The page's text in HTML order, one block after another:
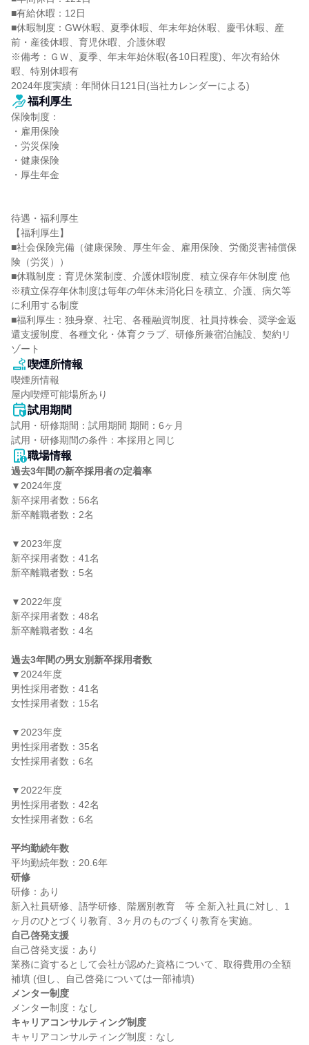
■有給休暇：12日
■休暇制度：GW休暇、夏季休暇、年末年始休暇、慶弔休暇、産
前・産後休暇、育児休暇、介護休暇
※備考：ＧＷ、夏季、年末年始休暇(各10日程度)、年次有給休
暇、特別休暇有
2024年度実績：年間休日121日(当社カレンダーによる)
福利厚生
保険制度：
・雇用保険
・労災保険
・健康保険
・厚生年金
待遇・福利厚生
【福利厚生】
■社会保険完備（健康保険、厚生年金、雇用保険、労働災害補償保
険（労災））
■休職制度：育児休業制度、介護休暇制度、積立保存年休制度 他
※積立保存年休制度は毎年の年休未消化日を積立、介護、病欠等
に利用する制度
■福利厚生：独身寮、社宅、各種融資制度、社員持株会、奨学金返
還支援制度、各種文化・体育クラブ、研修所兼宿泊施設、契約リ
ゾート
喫煙所情報
喫煙所情報
屋内喫煙可能場所あり
試用期間
試用・研修期間：試用期間 期間：6ヶ月
職場情報
過去3年間の新卒採用者の定着率
▼2024年度
新卒採用者数：56名
新卒離職者数：2名
▼2023年度
新卒採用者数：41名
新卒離職者数：5名
▼2022年度
新卒採用者数：48名
新卒離職者数：4名
過去3年間の男女別新卒採用者数
▼2024年度
男性採用者数：41名
女性採用者数：15名
▼2023年度
男性採用者数：35名
女性採用者数：6名
▼2022年度
男性採用者数：42名
女性採用者数：6名
平均勤続年数
研修
研修：あり
新入社員研修、語学研修、階層別教育　等 全新入社員に対し、1
自己啓発支援
自己啓発支援：あり
業務に資するとして会社が認めた資格について、取得費用の全額
メンター制度
キャリアコンサルティング制度